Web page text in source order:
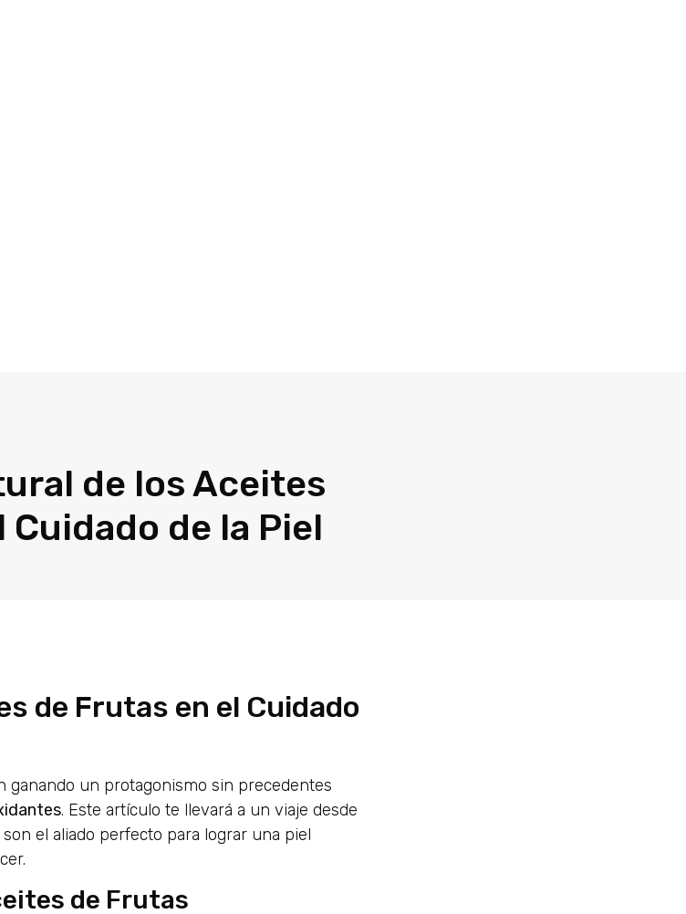
de los Aceites
de la Piel
de Frutas en el Cuidado
ganando un protagonismo sin precedentes
. Este artículo te llevará a un viaje desde
el aliado perfecto para lograr una piel
de Frutas